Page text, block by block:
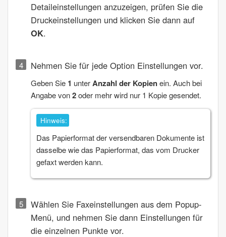
Detaileinstellungen anzuzeigen, prüfen Sie die
Druckeinstellungen und klicken Sie dann auf
OK.
Nehmen Sie für jede Option Einstellungen vor.
Geben Sie 1 unterAnzahl der Kopienein. Auch bei
Angabe von2oder mehr wird nur 1 Kopie gesendet.
Hinweis:
Das Papierformat der versendbaren Dokumente ist
dasselbe wie das Papierformat, das vom Drucker
gefaxt werden kann.
Wählen Sie Faxeinstellungen aus dem Popup-
Menü, und nehmen Sie dann Einstellungen für
die einzelnen Punkte vor.